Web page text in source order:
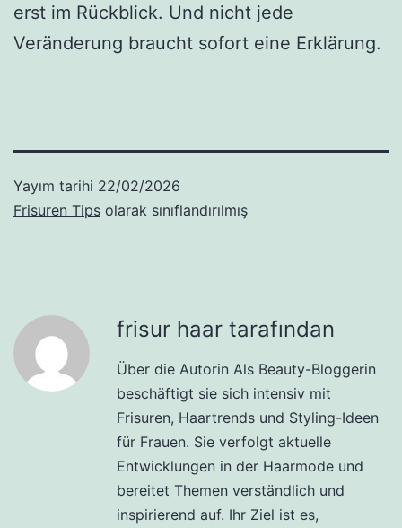
erst im Rückblick. Und nicht jede
Veränderung braucht sofort eine Erklärung.
Yayım tarihi 22/02/2026
Frisuren Tips olarak sınıflandırılmış
frisur haar tarafından
Über die Autorin Als Beauty-Bloggerin
beschäftigt sie sich intensiv mit
Frisuren, Haartrends und Styling-Ideen
für Frauen. Sie verfolgt aktuelle
Entwicklungen in der Haarmode und
bereitet Themen verständlich und
inspirierend auf. Ihr Ziel ist es,